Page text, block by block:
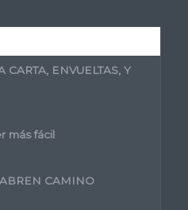
CARTA, ENVUELTAS, Y
más fácil
CAMINO